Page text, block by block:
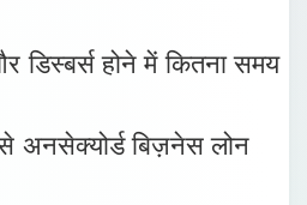
होने में कितना समय
अनसेक्योर्ड बिज़नेस लोन